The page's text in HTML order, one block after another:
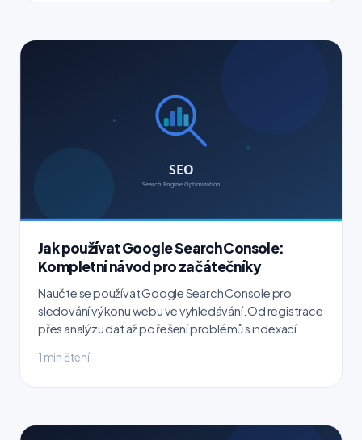
Jak používat Google Search Console:
Kompletní návod pro začátečníky
Naučte se používat Google Search Console pro
sledování výkonu webu ve vyhledávání. Od registrace
přes analýzu dat až po řešení problémů s indexací.
1 min čtení